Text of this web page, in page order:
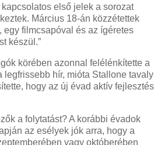
első jelek a sorozat
Március 18-án közzétettek
egy filmcsapóval és az ígéretes
készül.”
körében azonnal felélénkítette a
legfrissebb hír, mióta Stallone tavaly
hogy az új évad aktív fejlesztés
a folytatást? A korábbi évadok
az esélyek jók arra, hogy a
vagy októberében